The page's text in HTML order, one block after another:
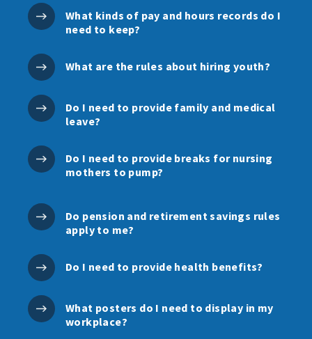
What kinds of pay and hours records do I
need to keep?
What are the rules about hiring youth?
Do I need to provide family and medical
leave?
Do I need to provide breaks for nursing
mothers to pump?
Do pension and retirement savings rules
apply to me?
Do I need to provide health benefits?
What posters do I need to display in my
workplace?